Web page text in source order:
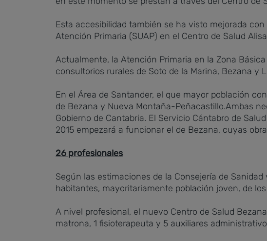
Esta accesibilidad también se ha visto mejorada
Atención Primaria (SUAP) en el Centro de Salud
Actualmente, la Atención Primaria en la Zona
consultorios rurales de Soto de la Marina, Bezana y
En el Área de Santander, el que mayor población
de Bezana y Nueva Montaña-Peñacastillo.Ambas
Gobierno de Cantabria. El Servicio Cántabro de
2015 empezará a funcionar el de Bezana, cuyas
26 profesionales
Según las estimaciones de la Consejería de
habitantes, mayoritariamente población joven, de
A nivel profesional, el nuevo Centro de Salud
matrona, 1 fisioterapeuta y 5 auxiliares